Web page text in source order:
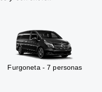
Furgoneta - 7 personas